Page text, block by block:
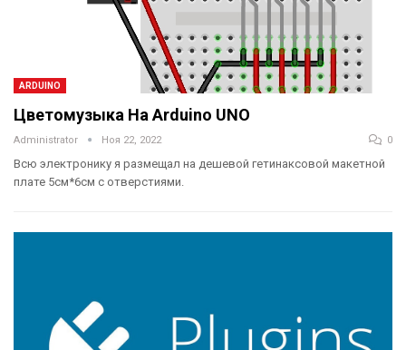
ARDUINO
Цветомузыка На Arduino UNO
Administrator Ноя 22, 2022 0
Всю электронику я размещал на дешевой гетинаксовой макетной
плате 5см*6см с отверстиями.